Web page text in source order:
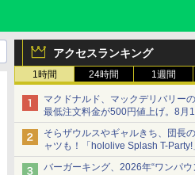
アクセスランキング
1時間 24時間 1週間
マクドナルド、マックデリバリー
最低注文料金が500円値上げ。8月
1,500円から受付
そらザウルスやギャルきち、団長
ャツも！「hololive Splash T-Party!
ラインナップ公開＆オンライン販
バーガーキング、2026年“ワンパウ